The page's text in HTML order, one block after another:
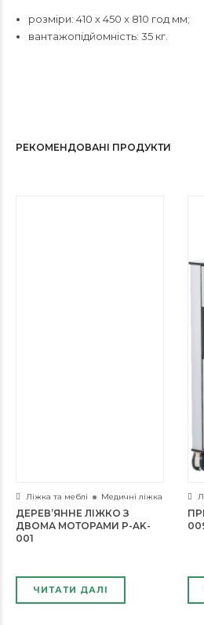
розміри: 410 x 450 x 810 год мм;
вантажопідйомність: 35 кг.
РЕКОМЕНДОВАНІ ПРОДУКТИ
Ліжка та меблі Медичні ліжка
ДЕРЕВ’ЯННЕ ЛІЖКО З
ДВОМА МОТОРАМИ P-AK-
001
ЧИТАТИ ДАЛІ